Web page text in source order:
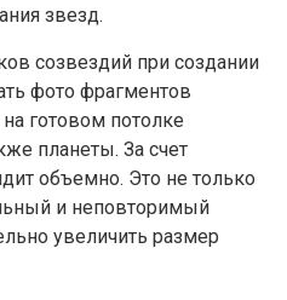
звезд.
созвездий при создании
фото фрагментов
готовом потолке
планеты. За счет
объемно. Это не только
и неповторимый
увеличить размер